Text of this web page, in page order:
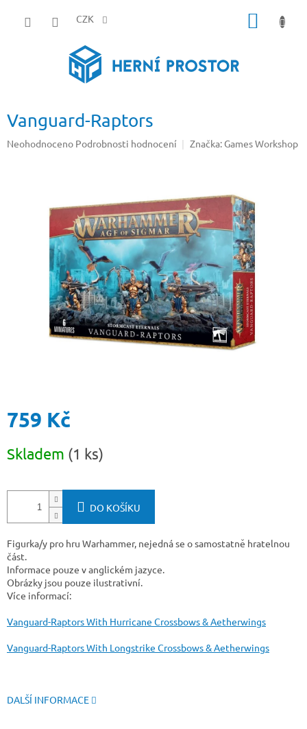
CZK
Vanguard-Raptors
Průměrné
hvězdiček.
Neohodnoceno Podrobnosti hodnocení Značka: Games Workshop
759 Kč
cena:
Skladem (1 ks)
DO KOŠÍKU
Figurka/y pro hru Warhammer, nejedná se o samostatně hratelnou
část.
Informace pouze v anglickém jazyce.
Obrázky jsou pouze ilustrativní.
Více informací:
Vanguard-Raptors With Hurricane Crossbows & Aetherwings
Vanguard-Raptors With Longstrike Crossbows & Aetherwings
DALŠÍ INFORMACE